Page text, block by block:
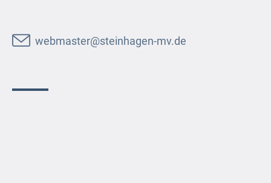
webmaster@steinhagen-mv.de